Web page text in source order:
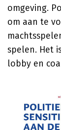
omgeving.
om aan te
spelen. Het
lobby en